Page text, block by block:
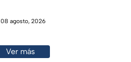
08 agosto, 2026
Ver más